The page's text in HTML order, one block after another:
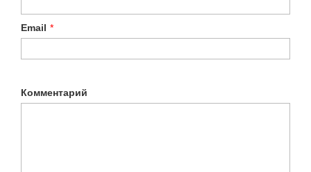
Email *
Комментарий